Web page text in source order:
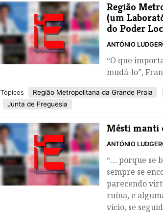
Região
(um
do Poder
ANTÓNIO
“O que
mudá-lo”,
Tópicos Região Metropolitana da Grande Praia
Junta de Freguesia
Mésti manti
ANTÓNIO
“… porque se
sempre se
parecendo
ruína, e
vício, se